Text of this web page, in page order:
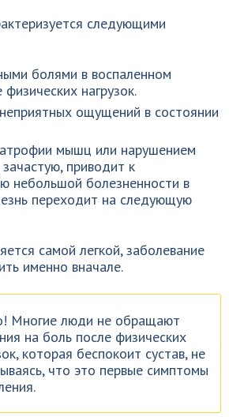
следующими
болями в воспаленном
физических нагрузок.
ощущений в состоянии
мышц или нарушением
приводит к
небольшой болезненности в
переходит на следующую
самой легкой, заболевание
именно вначале.
Многие люди не обращают
на боль после физических
которая беспокоит сустав, не
что это первые симптомы